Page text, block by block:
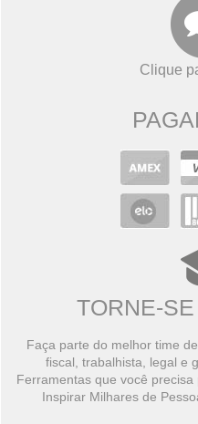
Clique
TORNE-
Faça parte do melhor time
fiscal, trabalhista, legal e
Ferramentas que você
Inspirar Milhares de